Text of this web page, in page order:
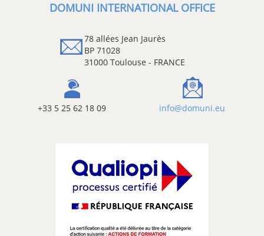
DOMUNI INTERNATIONAL OFFICE
78 allées Jean Jaurès
BP 71028
31000 Toulouse - FRANCE
+33 5 25 62 18 09 info@domuni.eu